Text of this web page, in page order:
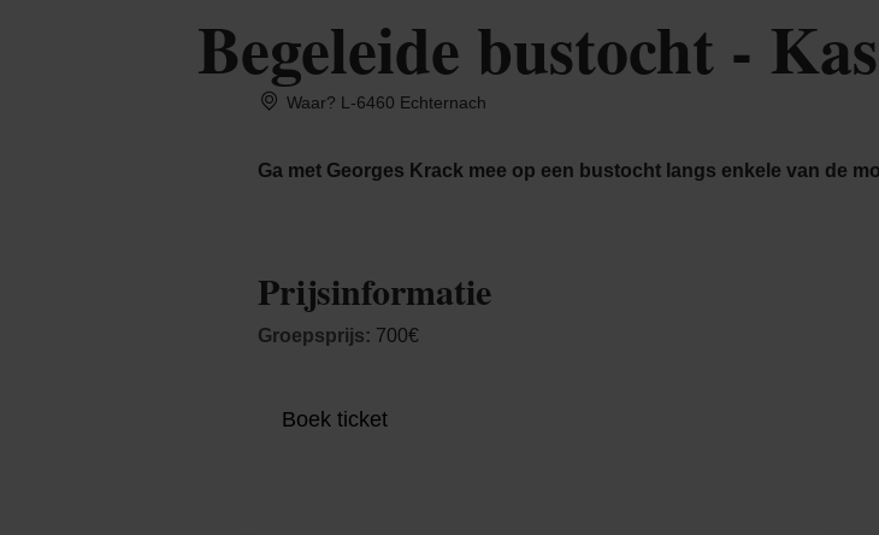
Begeleide bustocht -
Waar? L-6460 Echternach
Ga met Georges Krack mee op een bustocht langs enkele van de
Prijsinformatie
Groepsprijs: 700€
Boek ticket